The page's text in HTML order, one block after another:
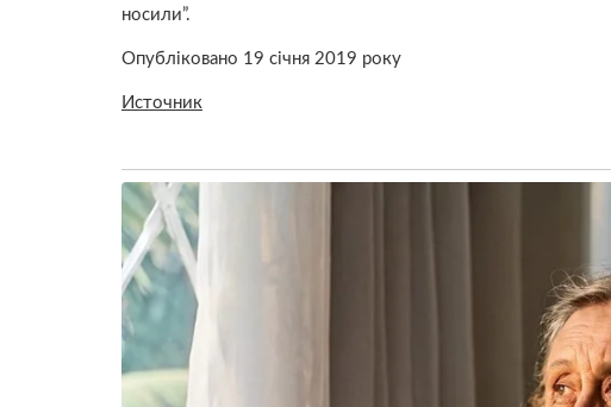
носили”.
Опубліковано 19 січня 2019 року
Источник